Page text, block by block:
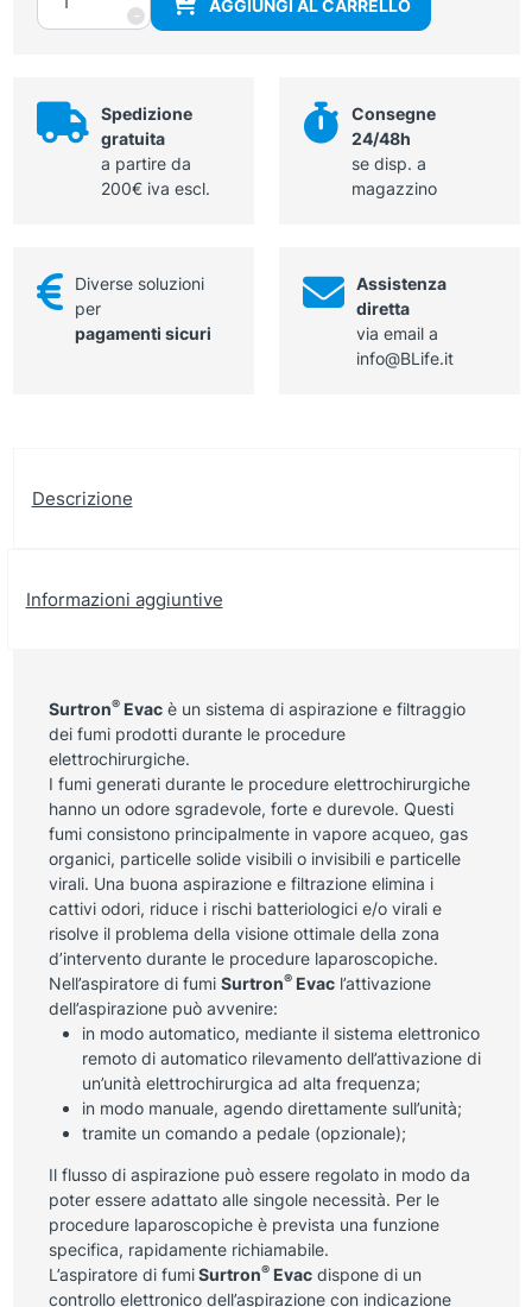
-
fumi
quantità
AGGIUNGI AL CARRELLO
Spedizione
gratuita
a partire da
200€ iva escl.
Consegne
24/48h
se disp. a
magazzino
Diverse soluzioni
per
pagamenti sicuri
Assistenza
diretta
via email a
info@BLife.it
Descrizione
Informazioni aggiuntive
Surtron®Evacè un sistema di aspirazione e filtraggio
dei fumi prodotti durante le procedure
elettrochirurgiche.
I fumi generati durante le procedure elettrochirurgiche
hanno un odore sgradevole, forte e durevole. Questi
fumi consistono principalmente in vapore acqueo, gas
organici, particelle solide visibili o invisibili e particelle
virali. Una buona aspirazione e filtrazione elimina i
cattivi odori, riduce i rischi batteriologici e/o virali e
risolve il problema della visione ottimale della zona
d’intervento durante le procedure laparoscopiche.
Nell’aspiratore di fumi Surtron®Evacl’attivazione
dell’aspirazione può avvenire:
in modo automatico, mediante il sistema elettronico
remoto di automatico rilevamento dell’attivazione di
un’unità elettrochirurgica ad alta frequenza;
in modo manuale, agendo direttamente sull’unità;
tramite un comando a pedale (opzionale);
Il flusso di aspirazione può essere regolato in modo da
poter essere adattato alle singole necessità. Per le
procedure laparoscopiche è prevista una funzione
specifica, rapidamente richiamabile.
L’aspiratore di fumiSurtron®Evacdispone di un
controllo elettronico dell’aspirazione con indicazione